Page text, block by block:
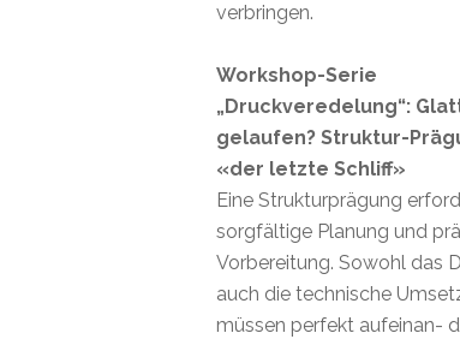
verbringen.
Workshop-Serie
„Druckveredelung“:
gelaufen? Struktur-
«der letzte Schliff»
Eine Strukturprägung
sorgfältige Planung und
Vorbereitung. Sowohl das
auch die technische
müssen perfekt aufeinan-